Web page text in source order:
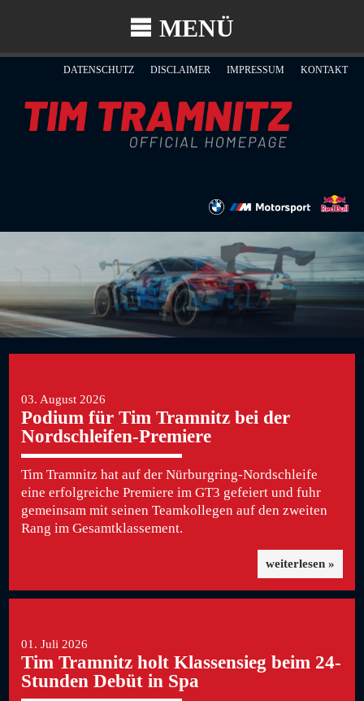
MENÜ
DATENSCHUTZ DISCLAIMER IMPRESSUM KONTAKT
03. August 2026
Podium für Tim Tramnitz bei der
Nordschleifen-Premiere
Tim Tramnitz hat auf der Nürburgring-Nordschleife
eine erfolgreiche Premiere im GT3 gefeiert und fuhr
gemeinsam mit seinen Teamkollegen auf den zweiten
Rang im Gesamtklassement.
weiterlesen »
01. Juli 2026
Tim Tramnitz holt Klassensieg beim 24-
Stunden Debüt in Spa